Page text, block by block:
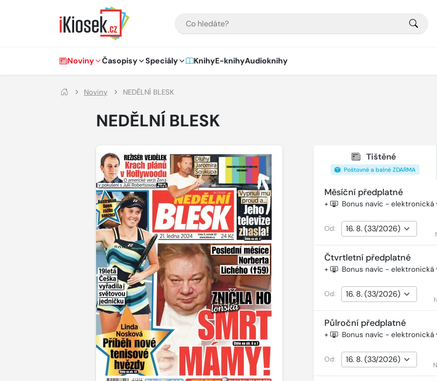
Hlavní navigace
Noviny Časopisy Speciály KnihyE-knihyAudioknihy
Noviny NEDĚLNÍ BLESK
NEDĚLNÍ BLESK
Tištěné
Poštovné a balné ZDARMA
Měsíční předplatné
+ Bonus navíc - elektronická
Od:
Čtvrtletní předplatné
+ Bonus navíc - elektronická
Od:
Půlroční předplatné
+ Bonus navíc - elektronická
Od: